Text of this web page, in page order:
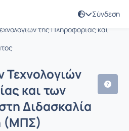
Σύνδεση
της Πληροφορίας και
των
και των
Διδασκαλία
(ΜΠΣ)